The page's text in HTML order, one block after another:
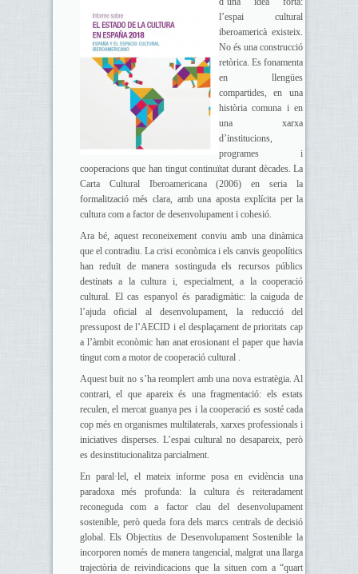
l’espai cultural
iberoamericà existeix.
No és una construcció
retòrica. Es fonamenta
en llengües
compartides, en una
història comuna i en
una xarxa
d’institucions,
programes i
cooperacions que han tingut continuïtat durant dècades. La
Carta Cultural Iberoamericana (2006) en seria la
formalització més clara, amb una aposta explícita per la
cultura com a factor de desenvolupament i cohesió.
Ara bé, aquest reconeixement conviu amb una dinàmica
que el contradiu. La crisi econòmica i els canvis geopolítics
han reduït de manera sostinguda els recursos públics
destinats a la cultura i, especialment, a la cooperació
cultural. El cas espanyol és paradigmàtic: la caiguda de
l’ajuda oficial al desenvolupament, la reducció del
pressupost de l’AECID i el desplaçament de prioritats cap
a l’àmbit econòmic han anat erosionant el paper que havia
tingut com a motor de cooperació cultural .
Aquest buit no s’ha reomplert amb una nova estratègia. Al
contrari, el que apareix és una fragmentació: els estats
reculen, el mercat guanya pes i la cooperació es sosté cada
cop més en organismes multilaterals, xarxes professionals i
iniciatives disperses. L’espai cultural no desapareix, però
es desinstitucionalitza parcialment.
En paral·lel, el mateix informe posa en evidència una
paradoxa més profunda: la cultura és reiteradament
reconeguda com a factor clau del desenvolupament
sostenible, però queda fora dels marcs centrals de decisió
global. Els Objectius de Desenvolupament Sostenible la
incorporen només de manera tangencial, malgrat una llarga
trajectòria de reivindicacions que la situen com a “quart